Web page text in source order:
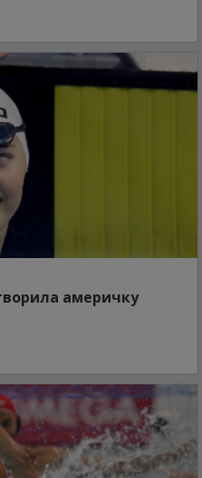
америчку